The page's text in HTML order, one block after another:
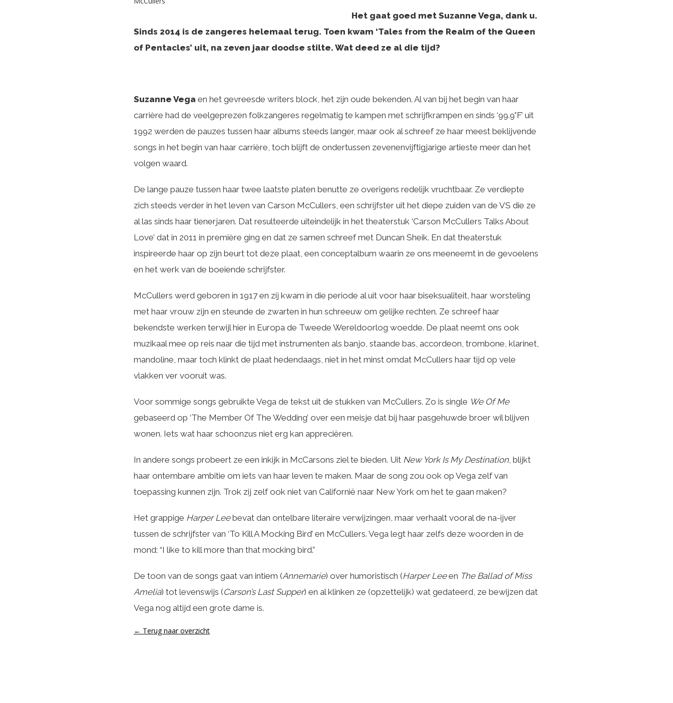
Het gaat goed met Suzanne Vega, dank u.
Sinds 2014 is de zangeres helemaal terug. Toen kwam ‘Tales from the Realm of the Queen
of Pentacles’ uit, na zeven jaar doodse stilte. Wat deed ze al die tijd?
Suzanne Vega en het gevreesde writers block, het zijn oude bekenden. Al van bij het begin van haar
carrière had de veelgeprezen folkzangeres regelmatig te kampen met schrijfkrampen en sinds ‘99.9°F’ uit
1992 werden de pauzes tussen haar albums steeds langer, maar ook al schreef ze haar meest beklijvende
songs in het begin van haar carrière, toch blijft de ondertussen zevenenvijftigjarige artieste meer dan het
volgen waard.
De lange pauze tussen haar twee laatste platen benutte ze overigens redelijk vruchtbaar. Ze verdiepte
zich steeds verder in het leven van Carson McCullers, een schrijfster uit het diepe zuiden van de VS die ze
al las sinds haar tienerjaren. Dat resulteerde uiteindelijk in het theaterstuk ‘Carson McCullers Talks About
Love’ dat in 2011 in première ging en dat ze samen schreef met Duncan Sheik. En dat theaterstuk
inspireerde haar op zijn beurt tot deze plaat, een conceptalbum waarin ze ons meeneemt in de gevoelens
en het werk van de boeiende schrijfster.
McCullers werd geboren in 1917 en zij kwam in die periode al uit voor haar biseksualiteit, haar worsteling
met haar vrouw zijn en steunde de zwarten in hun schreeuw om gelijke rechten. Ze schreef haar
bekendste werken terwijl hier in Europa de Tweede Wereldoorlog woedde. De plaat neemt ons ook
muzikaal mee op reis naar die tijd met instrumenten als banjo, staande bas, accordeon, trombone, klarinet,
mandoline, maar toch klinkt de plaat hedendaags, niet in het minst omdat McCullers haar tijd op vele
vlakken ver vooruit was.
Voor sommige songs gebruikte Vega de tekst uit de stukken van McCullers. Zo is single We Of Me
gebaseerd op ‘The Member Of The Wedding’ over een meisje dat bij haar pasgehuwde broer wil blijven
wonen. Iets wat haar schoonzus niet erg kan appreciëren.
In andere songs probeert ze een inkijk in McCarsons ziel te bieden. Uit New York Is My Destination, blijkt
haar ontembare ambitie om iets van haar leven te maken. Maar de song zou ook op Vega zelf van
toepassing kunnen zijn. Trok zij zelf ook niet van Californië naar New York om het te gaan maken?
Het grappige Harper Leebevat dan ontelbare literaire verwijzingen, maar verhaalt vooral de na-ijver
tussen de schrijfster van ‘To Kill A Mocking Bird’ en McCullers. Vega legt haar zelfs deze woorden in de
mond: “I like to kill more than that mocking bird.”
De toon van de songs gaat van intiem (Annemarie) over humoristisch (HarperLeeen The Ballad of Miss
Amelia) tot levenswijs (Carson’s Last Supper) en al klinken ze (opzettelijk) wat gedateerd, ze bewijzen dat
Vega nog altijd een grote dame is.
← Terug naar overzicht